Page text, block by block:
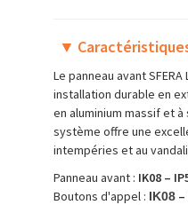
▼
Le panneau avant
installation durable en
en aluminium massif et
système offre une
intempéries et au
Panneau avant : IK08 –
Boutons d'appel : IK08 –